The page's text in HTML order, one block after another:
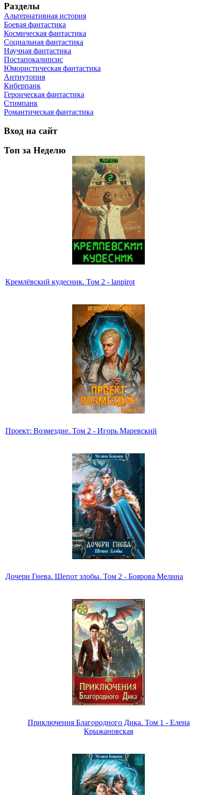
Разделы
Альтернативная история
Боевая фантастика
Космическая фантастика
Социальная фантастика
Научная фантастика
Постапокалипсис
Юмористическая фантастика
Антиутопия
Киберпанк
Героическая фантастика
Стимпанк
Романтическая фантастика
Вход на сайт
Топ за Неделю
Кремлёвский кудесник. Том 2 - lanpirot
Проект: Возмездие. Том 2 - Игорь Маревский
Дочери Гнева. Шепот злобы. Том 2 - Боярова Мелина
Приключения Благородного Дика. Том 1 - Елена
Крыжановская